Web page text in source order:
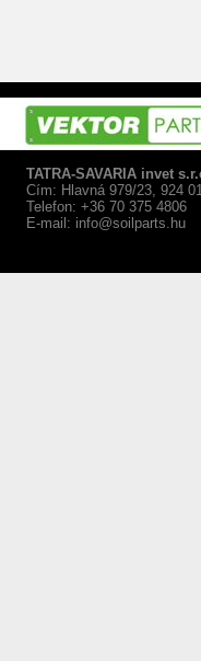
TATRA-SAVARIA invet
Cím: Hlavná 979/23, 924
Telefon: +36 70 375 4806
E-mail: info@soilparts.hu